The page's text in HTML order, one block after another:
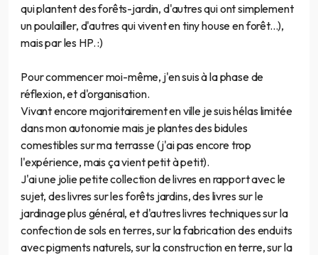
qui plantent des forêts-jardin, d'autres qui ont simplement
un poulailler, d'autres qui vivent en tiny house en forêt...),
mais par les HP. :)
Pour commencer moi-même, j'en suis à la phase de
réflexion, et d'organisation.
Vivant encore majoritairement en ville je suis hélas limitée
dans mon autonomie mais je plantes des bidules
comestibles sur ma terrasse (j'ai pas encore trop
l'expérience, mais ça vient petit à petit).
J'ai une jolie petite collection de livres en rapport avec le
sujet, des livres sur les forêts jardins, des livres sur le
jardinage plus général, et d'autres livres techniques sur la
confection de sols en terres, sur la fabrication des enduits
avec pigments naturels, sur la construction en terre, sur la